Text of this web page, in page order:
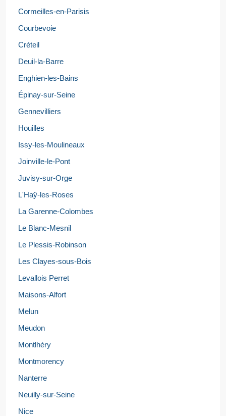
Cormeilles-en-Parisis
Courbevoie
Créteil
Deuil-la-Barre
Enghien-les-Bains
Épinay-sur-Seine
Gennevilliers
Houilles
Issy-les-Moulineaux
Joinville-le-Pont
Juvisy-sur-Orge
L'Haÿ-les-Roses
La Garenne-Colombes
Le Blanc-Mesnil
Le Plessis-Robinson
Les Clayes-sous-Bois
Levallois Perret
Maisons-Alfort
Melun
Meudon
Montlhéry
Montmorency
Nanterre
Neuilly-sur-Seine
Nice